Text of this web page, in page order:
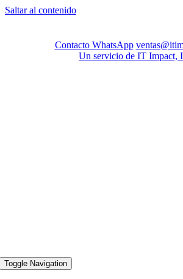
Saltar al contenido
Contacto WhatsApp
Un servicio de IT Impact,
Toggle Navigation